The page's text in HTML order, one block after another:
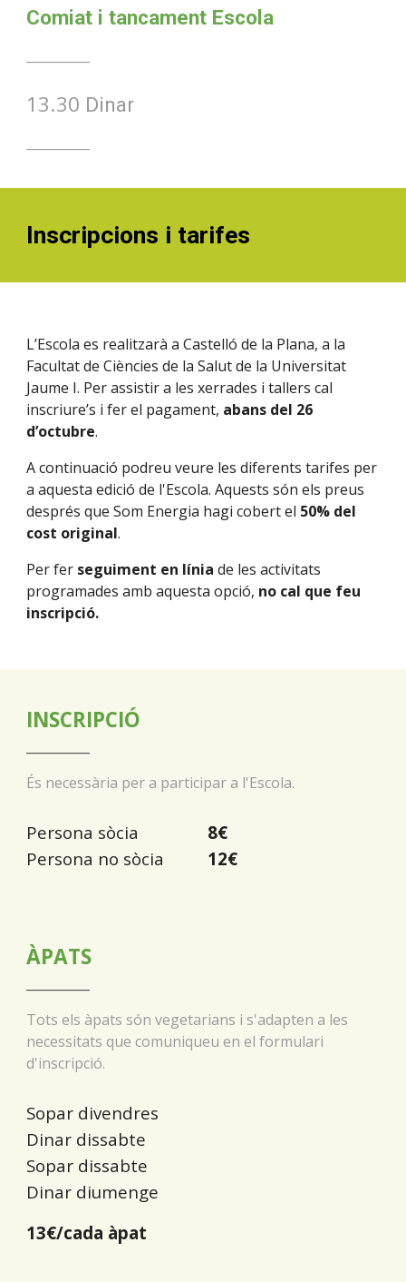
Comiat i tancament Escola
13.30 Dinar
Inscripcions i tarifes
L’Escola es realitzarà a Castelló de la Plana, a la
Facultat de Ciències de la Salut de la Universitat
Jaume I. Per assistir a les xerrades i tallers cal
inscriure’s i fer el pagament, abans del 26
d’octubre.
A continuació podreu veure les diferents tarifes per
a aquesta edició de l'Escola. Aquests són els preus
després que Som Energia hagi cobert el 50% del
cost original.
Per fer seguiment en líniade les activitats
programades amb aquesta opció, no cal que feu
inscripció.
INSCRIPCIÓ
És necessària per a participar a l'Escola.
Persona sòcia
8€
Persona no sòcia
12€
ÀPATS
Tots els àpats són vegetarians i s'adapten a les
necessitats que comuniqueu en el formulari
d'inscripció.
Sopar divendres
Dinar dissabte
Sopar dissabte
Dinar diumenge
13€/cada àpat